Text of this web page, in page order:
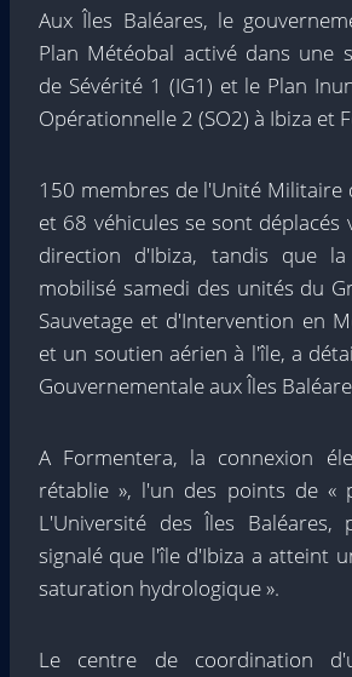
Aux Îles Baléares, le
Plan Météobal activé dans une
de Sévérité 1 (IG1) et le Plan
Opérationnelle 2 (SO2) à Ibiza et
150 membres de l'Unité Militaire
et 68 véhicules se sont déplacés
direction d'Ibiza, tandis que
mobilisé samedi des unités du
Sauvetage et d'Intervention en
et un soutien aérien à l'île, a
Gouvernementale aux Îles
A Formentera, la connexion
rétablie », l'un des points de «
L'Université des Îles
signalé que l'île d'Ibiza a atteint
saturation hydrologique ».
Le centre de coordination